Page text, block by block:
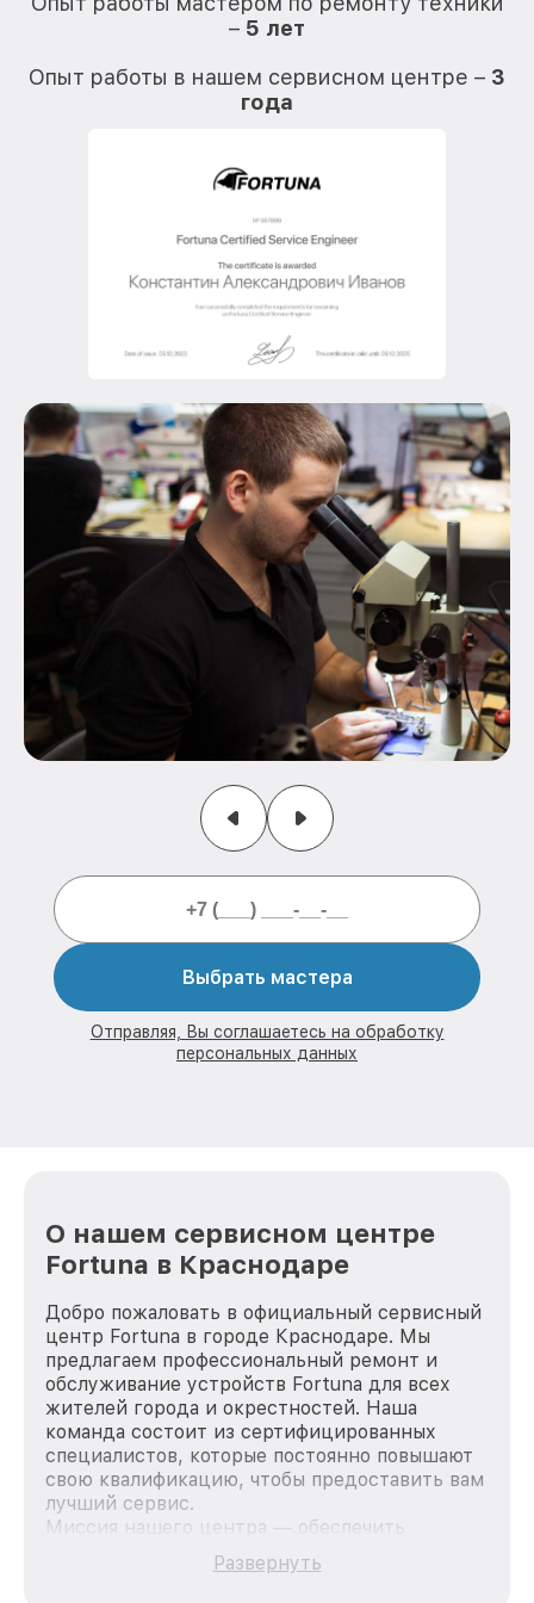
– 5 лет
Опыт работы в нашем сервисном центре – 3
года
Выбрать мастера
Отправляя, Вы соглашаетесь на обработку
персональных данных
О нашем сервисном центре
Fortuna в Краснодаре
Добро пожаловать в официальный сервисный
центр Fortuna в городе Краснодаре. Мы
предлагаем профессиональный ремонт и
обслуживание устройств Fortuna для всех
жителей города и окрестностей. Наша
команда состоит из сертифицированных
специалистов, которые постоянно повышают
свою квалификацию, чтобы предоставить вам
лучший сервис.
Миссия нашего центра — обеспечить
качественный и доступный ремонт для
каждого пользователя продукции Fortuna, вне
Развернуть